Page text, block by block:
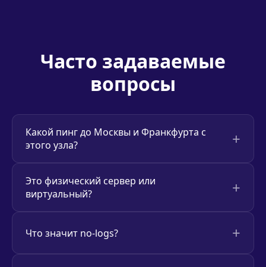
Часто задаваемые
вопросы
Какой пинг до Москвы и Франкфурта с
этого узла?
Это физический сервер или
виртуальный?
Что значит no-logs?